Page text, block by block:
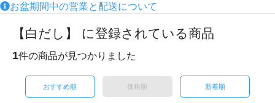
お盆期間中の営業と配送について
【白だし】 に登録されている商品
1件の商品が見つかりました
おすすめ順 価格順 新着順